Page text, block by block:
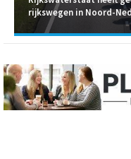
rijkswegen in Noord-